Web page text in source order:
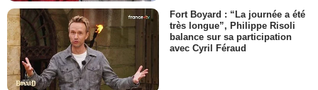
Fort Boyard : “La journée a été
très longue”, Philippe Risoli
balance sur sa participation
avec Cyril Féraud